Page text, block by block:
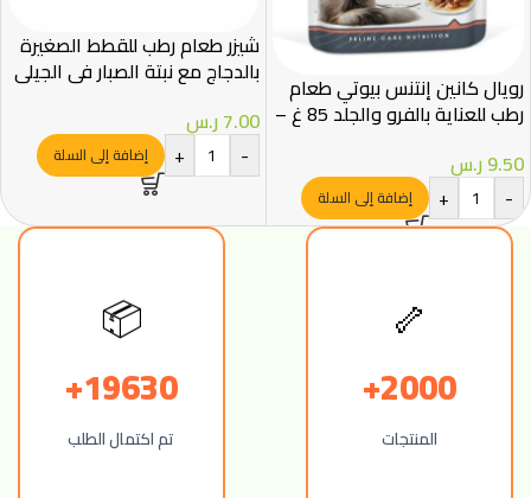
رويال كانين إنتنس بيوتي طعام
رطب للعناية بالفرو والجلد 85 غ –
9.50ر.س
-
+ إضافة إلى السلة
شيزر طعام رطب للقطط الصغيرة
بالدجاج مع نبتة الصبار في الجيلي
7.00ر.س
-
+ إضافة إلى السلة
🦴
2000+
المنتجات
📦
19630+
تم اكتمال الطلب